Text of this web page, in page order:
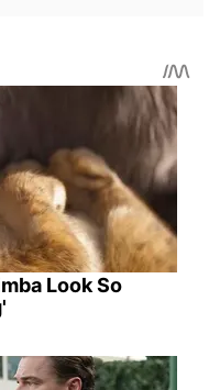
Look So